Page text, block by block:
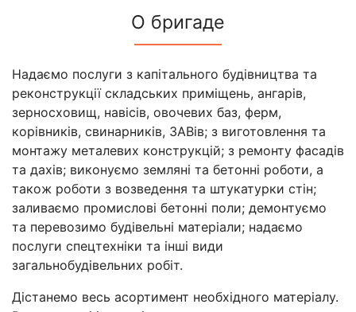
О бригаде
Надаємо послуги з капітального будівництва та
реконструкції складських приміщень, ангарів,
зерносховищ, навісів, овочевих баз, ферм,
корівників, свинарників, ЗАВів; з виготовлення та
монтажу металевих конструкцій; з ремонту фасадів
та дахів; виконуємо земляні та бетонні роботи, а
також роботи з возведення та штукатурки стін;
заливаємо промислові бетонні поли; демонтуємо
та перевозимо будівельні матеріали; надаємо
послуги спецтехніки та інші види
загальнобудівельних робіт.
Дістанемо весь асортимент необхідного матеріалу.